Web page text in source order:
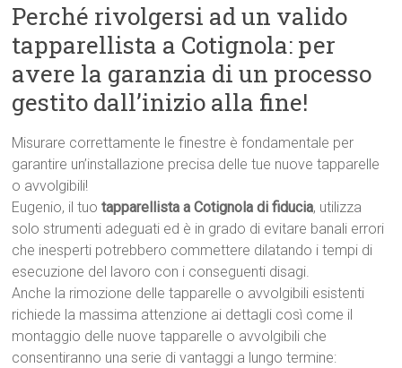
Perché rivolgersi ad un valido
tapparellista a Cotignola: per
avere la garanzia di un processo
gestito dall’inizio alla fine!
Misurare correttamente le finestre è fondamentale per
garantire un’installazione precisa delle tue nuove tapparelle
o avvolgibili!
Eugenio, il tuotapparellista a Cotignola di fiducia, utilizza
solo strumenti adeguati ed è in grado di evitare banali errori
che inesperti potrebbero commettere dilatando i tempi di
esecuzione del lavoro con i conseguenti disagi.
Anche la rimozione delle tapparelle o avvolgibili esistenti
richiede la massima attenzione ai dettagli così come il
montaggio delle nuove tapparelle o avvolgibili che
consentiranno una serie di vantaggi a lungo termine: